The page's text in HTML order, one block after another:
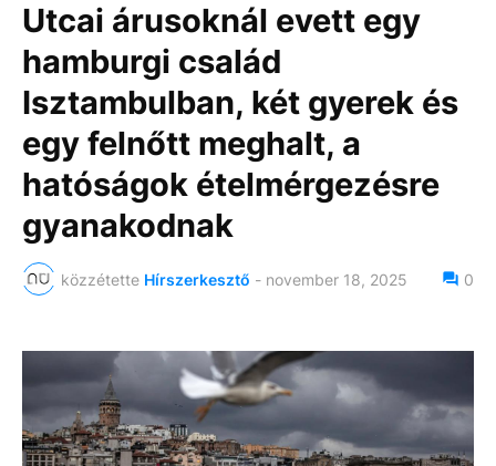
Utcai árusoknál evett egy
hamburgi család
Isztambulban, két gyerek és
egy felnőtt meghalt, a
hatóságok ételmérgezésre
gyanakodnak
közzétette Hírszerkesztő - november 18, 2025 0